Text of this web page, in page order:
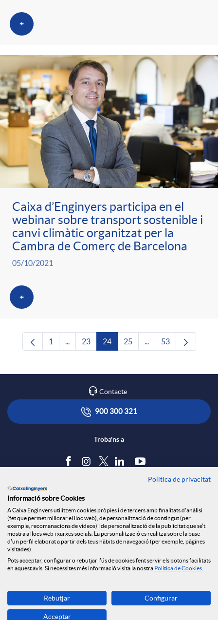
+
Caixa d’Enginyers participa en el
webinar sobre transport sostenible i
canvi climàtic organitzat per la
Cambra de Comerç de Barcelona
05/10/2021
+
Pàgina
1 ...Pàgines intermèdies Utilitzeu TAB per
Pàgina
23 Pàgina
24 Pàgina
25 ...Pàgines intermèdies
Pàgina
53
Contacte
900 300 321
Troba'ns a
Política de cookies
Avís legal
Seguretat Online
Canal denúncies
Descarrega-la ara
Banca MOBILE
Política de privacitat
Informació sobre Cookies
A Caixa Enginyers utilitzem cookies pròpies i de tercers amb finalitats d'anàlisi
(fet que permet millorar el lloc web), de personalització de contingut (per
exemple, recomanacions de vídeos) i de personalització de la publicitat que se't
mostra a llocs web i xarxes socials. La personalització es realitza sobre la base
d'un perfil elaborat a partir dels teus hàbits de navegació (per exemple, pàgines
visitades).
Pots acceptar, configurar o rebutjar l'ús de cookies fent servir els botons facilitats
en aquest avís. Si necessites més informació visita la nostra Política de Cookies
Rebutjar Configurar
Acceptar